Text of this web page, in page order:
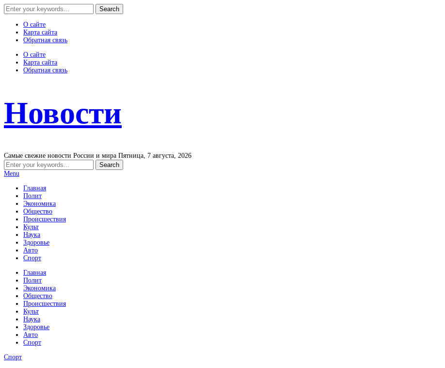
О сайте
Карта сайта
Обратная связь
О сайте
Карта сайта
Обратная связь
Новости
Самые свежие новости России и мира Пятница, 7 августа, 2026
Menu
Главная
Полит
Экономика
Общество
Происшествия
Культ
Наука
Здоровье
Авто
Спорт
Главная
Полит
Экономика
Общество
Происшествия
Культ
Наука
Здоровье
Авто
Спорт
Спорт